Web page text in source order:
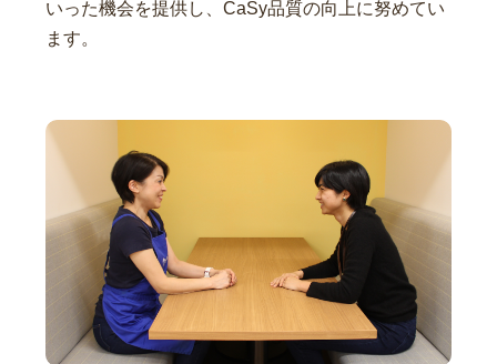
いった機会を提供し、CaSy品質の向上に努めてい
ます。